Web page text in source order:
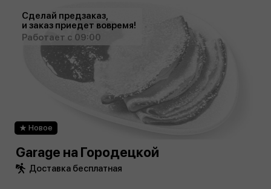
Сделай предзаказ,
и заказ приедет вовремя!
Работает с 09:00
Новое
Garage на Городецкой
Доставка бесплатная